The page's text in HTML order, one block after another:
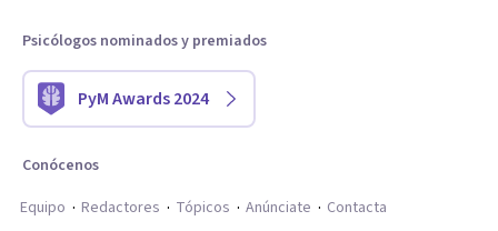
Psicólogos nominados y premiados
PyM Awards 2024
Conócenos
Equipo
Redactores Tópicos Anúnciate Contacta